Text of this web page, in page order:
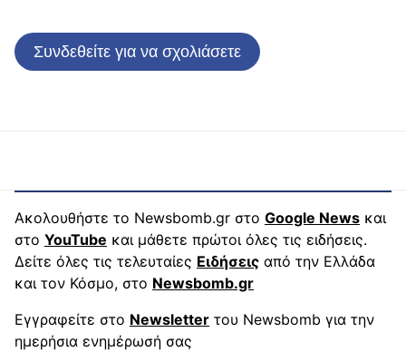
Συνδεθείτε για να σχολιάσετε
Ακολουθήστε το Newsbomb.gr στο Google News και
στο YouTube και μάθετε πρώτοι όλες τις ειδήσεις.
Δείτε όλες τις τελευταίες Ειδήσεις από την Ελλάδα
και τον Κόσμο, στο Newsbomb.gr
Εγγραφείτε στο Newsletter του Newsbomb για την
ημερήσια ενημέρωσή σας